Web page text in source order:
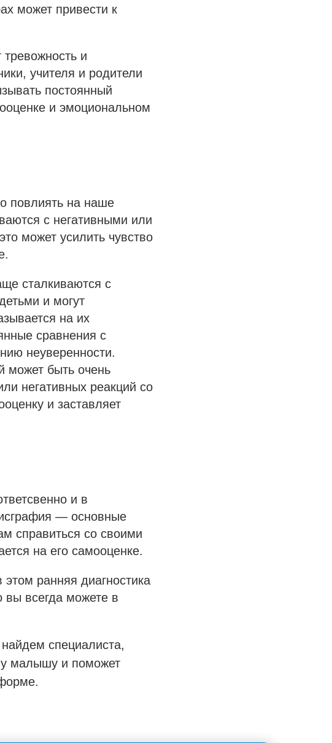
может привести к
и
учителя и родители
постоянный
и эмоциональном
повлиять на наше
с негативными или
может усилить чувство
сталкиваются с
и могут
на их
сравнения с
неуверенности.
может быть очень
негативных реакций со
и заставляет
и в
— основные
справиться со своими
на его самооценке.
ранняя диагностика
вы всегда можете в
специалиста,
малышу и поможет